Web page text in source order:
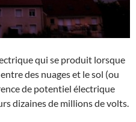
qui se produit lorsque
des nuages et le sol (ou
de potentiel électrique
dizaines de millions de volts.